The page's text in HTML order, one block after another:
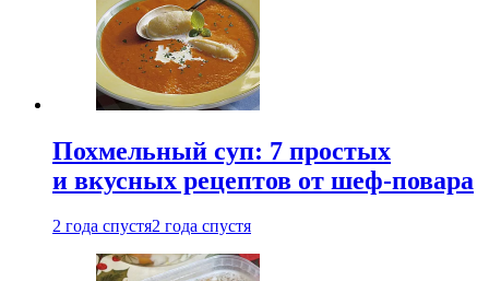
Похмельный суп: 7 простых
и вкусных рецептов от шеф-повара
2 года спустя2 года спустя